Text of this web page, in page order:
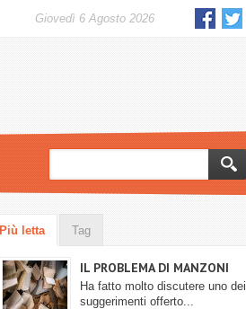
Più letta Tag
IL PROBLEMA DI MANZONI
Ha fatto molto discutere uno dei
suggerimenti offerto...
giovedì 6 Agosto 2026